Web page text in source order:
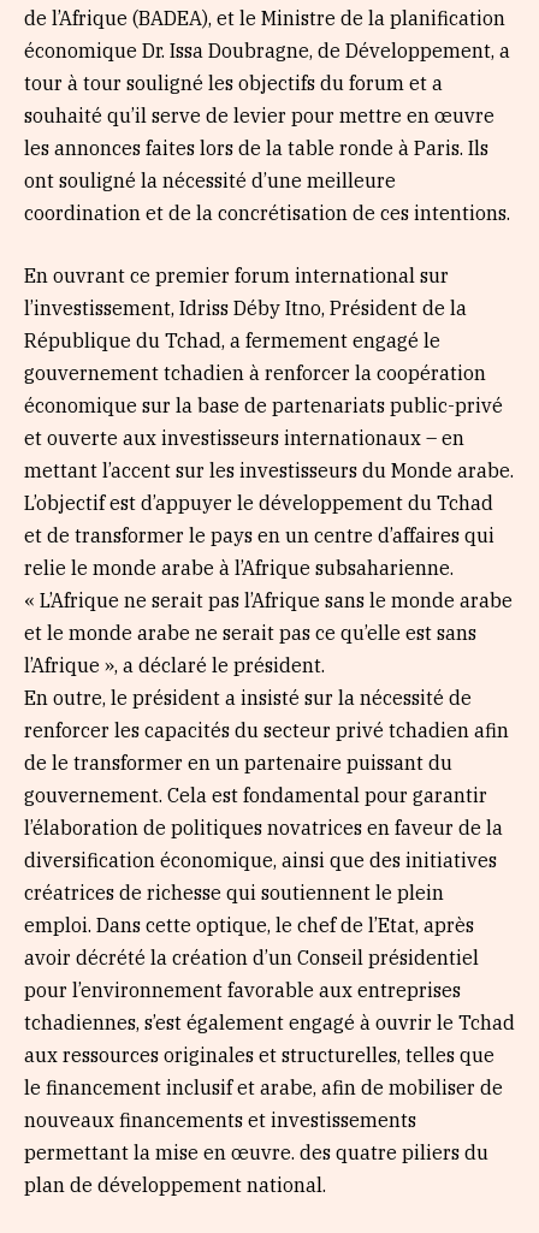
de l’Afrique (BADEA), et le Ministre de la planification
économique Dr. Issa Doubragne, de Développement, a
tour à tour souligné les objectifs du forum et a
souhaité qu’il serve de levier pour mettre en œuvre
les annonces faites lors de la table ronde à Paris. Ils
ont souligné la nécessité d’une meilleure
coordination et de la concrétisation de ces intentions.
En ouvrant ce premier forum international sur
l’investissement, Idriss Déby Itno, Président de la
République du Tchad, a fermement engagé le
gouvernement tchadien à renforcer la coopération
économique sur la base de partenariats public-privé
et ouverte aux investisseurs internationaux – en
mettant l’accent sur les investisseurs du Monde arabe.
L’objectif est d’appuyer le développement du Tchad
et de transformer le pays en un centre d’affaires qui
relie le monde arabe à l’Afrique subsaharienne.
« L’Afrique ne serait pas l’Afrique sans le monde arabe
et le monde arabe ne serait pas ce qu’elle est sans
l’Afrique », a déclaré le président.
En outre, le président a insisté sur la nécessité de
renforcer les capacités du secteur privé tchadien afin
de le transformer en un partenaire puissant du
gouvernement. Cela est fondamental pour garantir
l’élaboration de politiques novatrices en faveur de la
diversification économique, ainsi que des initiatives
créatrices de richesse qui soutiennent le plein
emploi. Dans cette optique, le chef de l’Etat, après
avoir décrété la création d’un Conseil présidentiel
pour l’environnement favorable aux entreprises
tchadiennes, s’est également engagé à ouvrir le Tchad
aux ressources originales et structurelles, telles que
le financement inclusif et arabe, afin de mobiliser de
nouveaux financements et investissements
permettant la mise en œuvre. des quatre piliers du
plan de développement national.